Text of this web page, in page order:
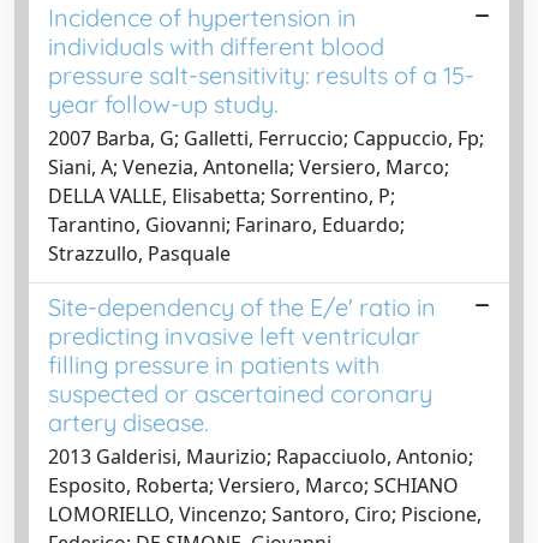
Incidence of hypertension in
individuals with different blood
pressure salt-sensitivity: results of a 15-
year follow-up study.
2007 Barba, G; Galletti, Ferruccio; Cappuccio, Fp;
Siani, A; Venezia, Antonella; Versiero, Marco;
DELLA VALLE, Elisabetta; Sorrentino, P;
Tarantino, Giovanni; Farinaro, Eduardo;
Strazzullo, Pasquale
Site-dependency of the E/e' ratio in
predicting invasive left ventricular
filling pressure in patients with
suspected or ascertained coronary
artery disease.
2013 Galderisi, Maurizio; Rapacciuolo, Antonio;
Esposito, Roberta; Versiero, Marco; SCHIANO
LOMORIELLO, Vincenzo; Santoro, Ciro; Piscione,